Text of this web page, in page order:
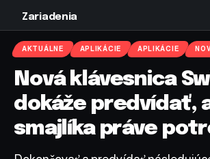
Zariadenia
AKTUÁLNE APLIKÁCIE APLIKÁCIE
Nová klávesnica
dokáže predvídať,
smajlíka práve